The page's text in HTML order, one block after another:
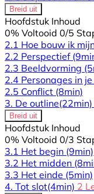
Breid uit
Hoofdstuk Inhoud
0% Voltooid 0/5
2.1 Hoe bouw ik
2.2 Perspectief
2.3 Beeldvorming
2.4 Personages in
2.5 Conflict (8min)
3. De outline(22min)
Breid uit
Hoofdstuk Inhoud
0% Voltooid 0/3
3.1 Het begin (9min)
3.2 Het midden
3.3 Het einde (5min)
4. Tot slot(4min) 2